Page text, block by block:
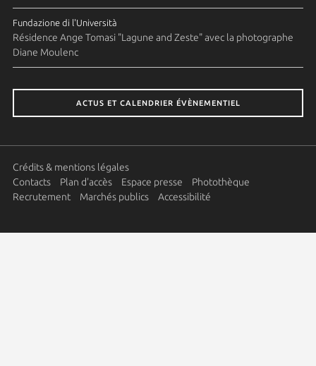
Fundazione di l'Università
Résidence Ange Tomasi "Lagune and Zeste" avec la photographe
Diane Moulenc
ACTUS ET CALENDRIER ÉVÈNEMENTIEL
Crédits & mentions légales
Contacts
Plan d'accès Espace presse
Photothèque
Recrutement
Marchés publics Accessibilité